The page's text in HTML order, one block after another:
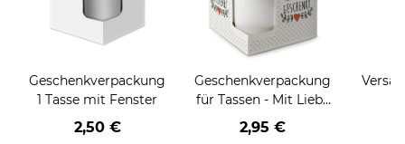
Geschenkverpackung
1 Tasse mit Fenster
2,50 €
Geschenkverpackung
für Tassen - Mit Liebe
geschenkt
2,95 €